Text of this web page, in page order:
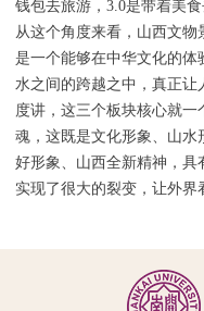
钱包去旅游，3.0是带着美
从这个角度来看，山西文
是一个能够在中华文化的
水之间的跨越之中，真正让
度讲，这三个板块核心就一
魂，这既是文化形象、山
好形象
山西全新精神，具
实现了很大的裂变，让外界